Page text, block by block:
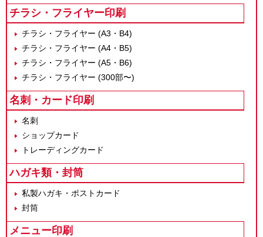
チラシ・フライヤー印刷
チラシ・フライヤー (A3・B4)
チラシ・フライヤー (A4・B5)
チラシ・フライヤー (A5・B6)
チラシ・フライヤー (300部〜)
名刺・カード印刷
名刺
ショップカード
トレーディングカード
ハガキ類・封筒
私製ハガキ・ポストカード
封筒
メニュー印刷